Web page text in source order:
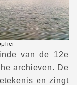
van de 12e
archieven. De
en zingt